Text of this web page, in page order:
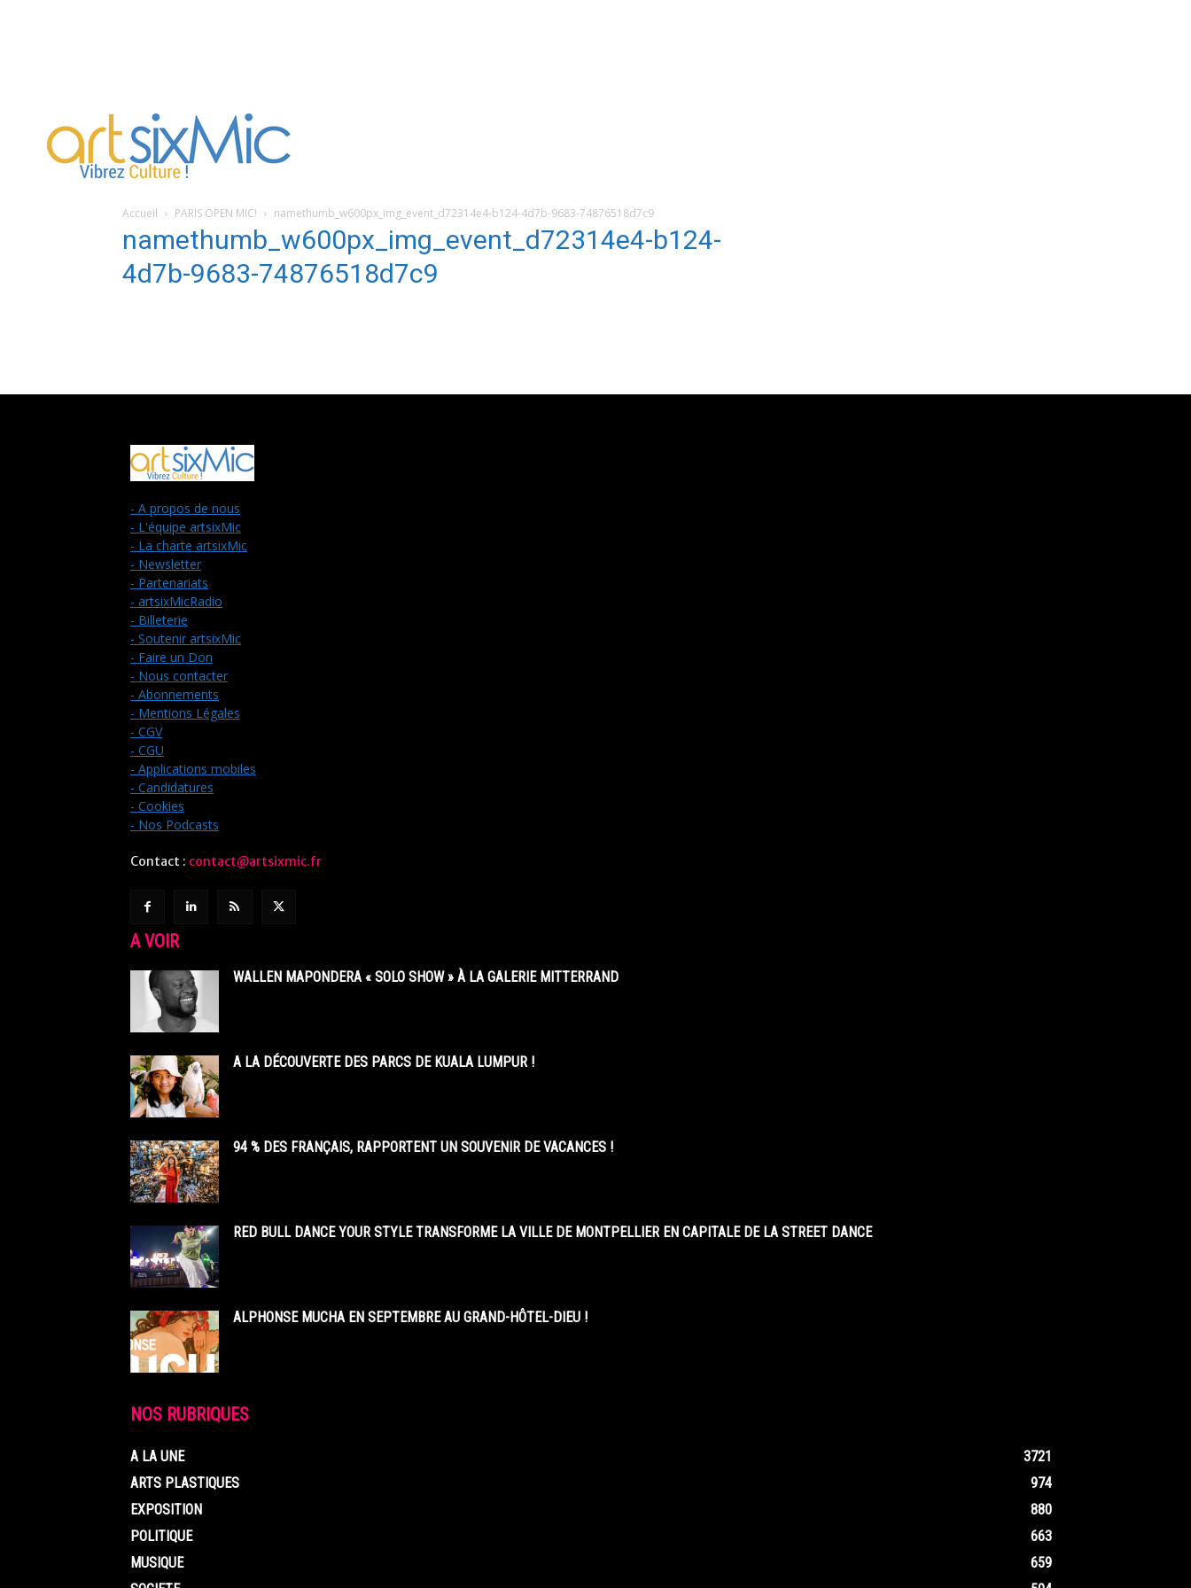
artsixMic
Accueil PARIS OPEN MIC! namethumb_w600px_img_event_d72314e4-b124-4d7b-9683-74876518d7c9
namethumb_w600px_img_event_d72314e4-b124-
4d7b-9683-74876518d7c9
- A propos de nous
- L'équipe artsixMic
- La charte artsixMic
- Newsletter
- Partenariats
- artsixMicRadio
- Billeterie
- Soutenir artsixMic
- Faire un Don
- Nous contacter
- Abonnements
- Mentions Légales
- CGV
- CGU
- Applications mobiles
- Candidatures
- Cookies
- Nos Podcasts
Contact : contact@artsixmic.fr
A VOIR
WALLEN MAPONDERA « SOLO SHOW » À LA GALERIE MITTERRAND
A LA DÉCOUVERTE DES PARCS DE KUALA LUMPUR !
94 % DES FRANÇAIS, RAPPORTENT UN SOUVENIR DE VACANCES !
RED BULL DANCE YOUR STYLE TRANSFORME LA VILLE DE MONTPELLIER EN CAPITALE DE LA STREET DANCE
ALPHONSE MUCHA EN SEPTEMBRE AU GRAND-HÔTEL-DIEU !
NOS RUBRIQUES
A LA UNE
3721
ARTS PLASTIQUES
974
EXPOSITION
880
POLITIQUE
663
MUSIQUE
659